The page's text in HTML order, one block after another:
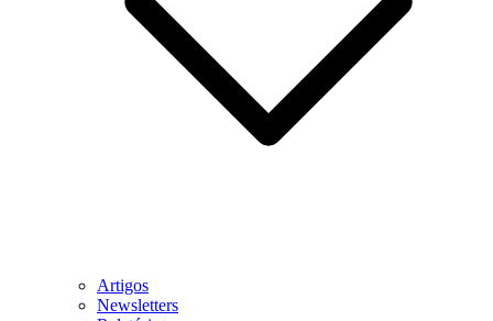
Artigos
Newsletters